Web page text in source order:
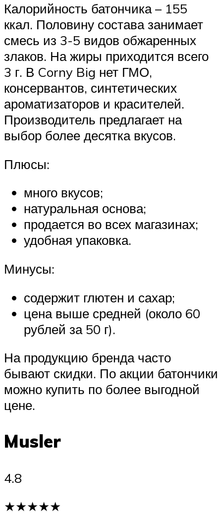
Калорийность батончика – 155
ккал. Половину состава занимает
смесь из 3-5 видов обжаренных
злаков. На жиры приходится всего
3 г. В Corny Big нет ГМО,
консервантов, синтетических
ароматизаторов и красителей.
Производитель предлагает на
выбор более десятка вкусов.
Плюсы:
много вкусов;
натуральная основа;
продается во всех магазинах;
удобная упаковка.
Минусы:
содержит глютен и сахар;
цена выше средней (около 60
рублей за 50 г).
На продукцию бренда часто
бывают скидки. По акции батончики
можно купить по более выгодной
цене.
Musler
4.8
★★★★★